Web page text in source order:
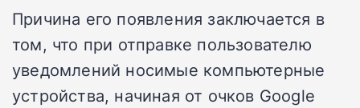
Причина его появления заключается в
том, что при отправке пользователю
уведомлений носимые компьютерные
устройства, начиная от очков Google